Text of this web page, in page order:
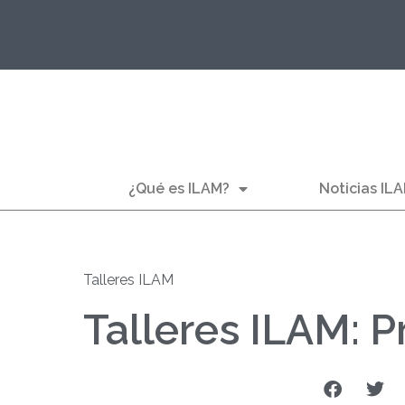
¿Qué es ILAM? Noticias
Talleres ILAM
Talleres ILAM: